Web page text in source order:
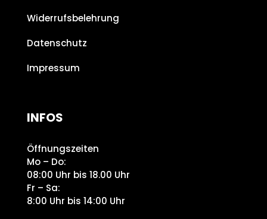
Widerrufsbelehrung
Datenschutz
Impressum
INFOS
Öffnungszeiten
Mo – Do:
08:00 Uhr bis 18.00 Uhr
Fr – Sa:
8:00 Uhr bis 14:00 Uhr